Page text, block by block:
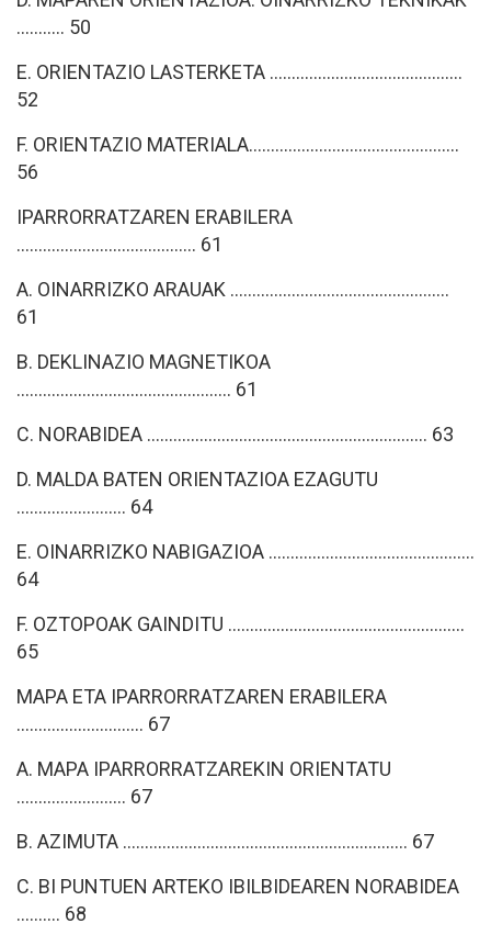
........... 50
E. ORIENTAZIO LASTERKETA ............................................
52
F. ORIENTAZIO MATERIALA................................................
56
IPARRORRATZAREN ERABILERA
......................................... 61
A. OINARRIZKO ARAUAK ..................................................
61
B. DEKLINAZIO MAGNETIKOA
................................................. 61
C. NORABIDEA ................................................................ 63
D. MALDA BATEN ORIENTAZIOA EZAGUTU
......................... 64
E. OINARRIZKO NABIGAZIOA ...............................................
64
F. OZTOPOAK GAINDITU ......................................................
65
MAPA ETA IPARRORRATZAREN ERABILERA
............................. 67
A. MAPA IPARRORRATZAREKIN ORIENTATU
......................... 67
B. AZIMUTA ................................................................. 67
C. BI PUNTUEN ARTEKO IBILBIDEAREN NORABIDEA
.......... 68